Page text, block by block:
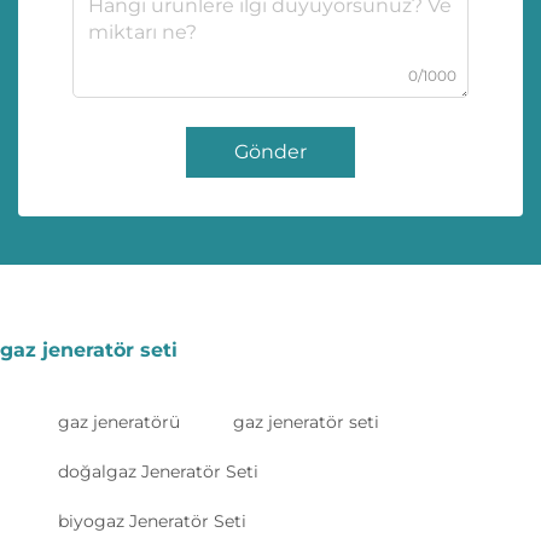
0/1000
Gönder
gaz jeneratör seti
gaz jeneratörü gaz jeneratör seti
doğalgaz Jeneratör Seti
biyogaz Jeneratör Seti